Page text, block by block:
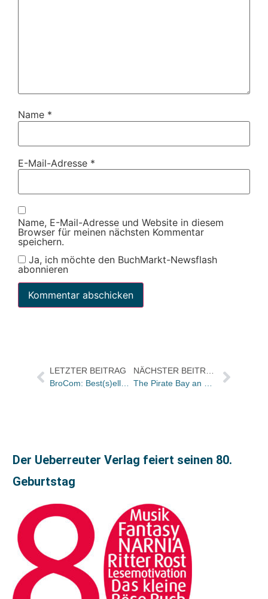
Name *
E-Mail-Adresse *
Name, E-Mail-Adresse und Website in diesem
Browser für meinen nächsten Kommentar
speichern.
Ja, ich möchte den BuchMarkt-Newsflash
abonnieren
LETZTER BEITRAG
BroCom: Best(s)ellbuch ab Mitte Juli downloadbar
Der Ueberreuter Verlag feiert seinen 80.
Geburtstag